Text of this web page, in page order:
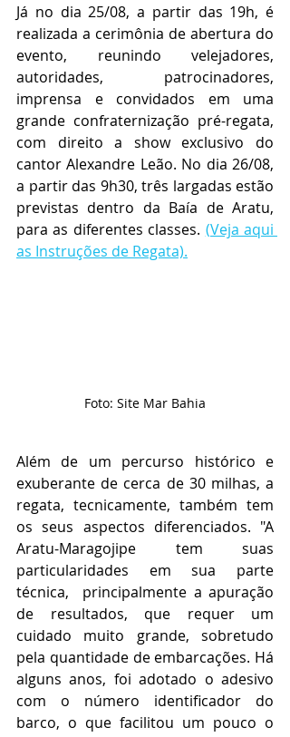
Já no dia 25/08, a partir das 19h, é
realizada a cerimônia de abertura do
evento, reunindo velejadores,
autoridades, patrocinadores,
imprensa e convidados em uma
grande confraternização pré-regata,
com direito a show exclusivo do
cantor Alexandre Leão. No dia 26/08,
a partir das 9h30, três largadas estão
previstas dentro da Baía de Aratu,
para as diferentes classes. (Veja aqui
as Instruções de Regata).
Foto: Site Mar Bahia
Além de um percurso histórico e
exuberante de cerca de 30 milhas, a
regata, tecnicamente, também tem
os seus aspectos diferenciados. "A
Aratu-Maragojipe tem suas
particularidades em sua parte
técnica,  principalmente a apuração
de resultados, que requer um
cuidado muito grande, sobretudo
pela quantidade de embarcações. Há
alguns anos, foi adotado o adesivo
com o número identificador do
barco, o que facilitou um pouco o